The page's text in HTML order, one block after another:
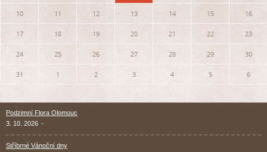
10 11 12 13 14 15 16
17 18 19 20 21 22 23
24 25 26 27 28 29 30
31 1 2 3 4 5 6
Podzimní Flora Olomouc
3. 10. 2026 -
Stříbrné Vánoční dny